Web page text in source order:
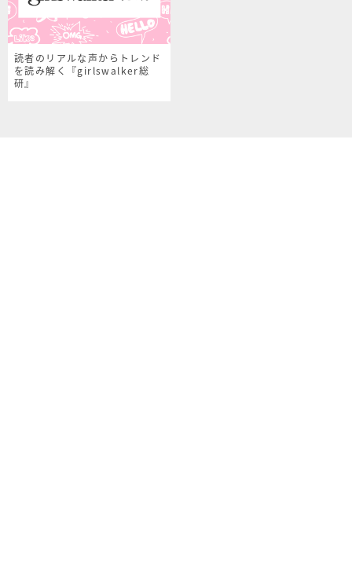
読者のリアルな声からトレンド
を読み解く『girlswalker総
研』